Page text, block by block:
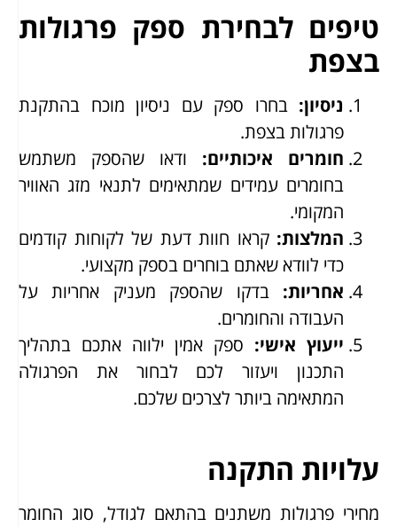
טיפים לבחירת ספק פרגולות
בצפת
ניסיון: בחרו ספק עם ניסיון מוכח בהתקנת
פרגולות בצפת.
חומרים איכותיים: ודאו שהספק משתמש
בחומרים עמידים שמתאימים לתנאי מזג האוויר
המקומי.
המלצות: קראו חוות דעת של לקוחות קודמים
כדי לוודא שאתם בוחרים בספק מקצועי.
אחריות: בדקו שהספק מעניק אחריות על
העבודה והחומרים.
ייעוץ אישי: ספק אמין ילווה אתכם בתהליך
התכנון ויעזור לכם לבחור את הפרגולה
המתאימה ביותר לצרכים שלכם.
עלויות התקנה
מחירי פרגולות משתנים בהתאם לגודל, סוג החומר